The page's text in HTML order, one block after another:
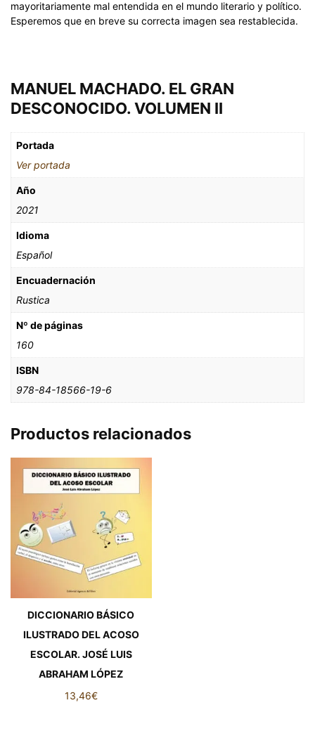
mayoritariamente mal entendida en el mundo literario y político.
Esperemos que en breve su correcta imagen sea restablecida.
MANUEL MACHADO. EL GRAN
DESCONOCIDO. VOLUMEN II
Portada
Ver portada
Año
2021
Idioma
Español
Encuadernación
Rustica
Nº de páginas
160
ISBN
978-84-18566-19-6
Productos relacionados
DICCIONARIO BÁSICO
ILUSTRADO DEL ACOSO
ESCOLAR. JOSÉ LUIS
ABRAHAM LÓPEZ
13,46€